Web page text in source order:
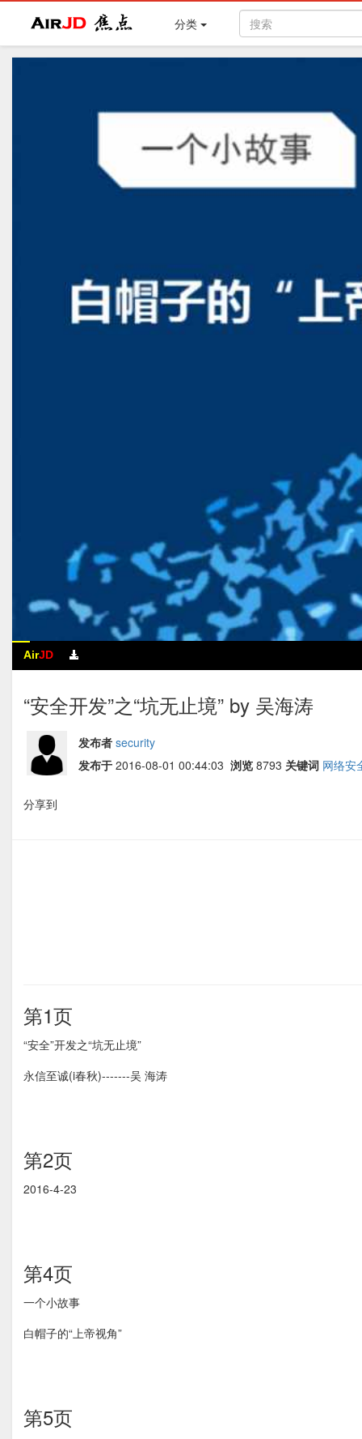
Air焦点 分类
AirJD
“安全开发”之“坑无止境” by 吴海涛
发布者 security
发布于 2016-08-01 00:44:03 浏览 8793 关键词 网络安
分享到
第1页
“安全”开发之“坑无止境”
永信至诚(i春秋)-------吴 海涛
第2页
2016-4-23
第4页
一个小故事
白帽子的“上帝视角”
第5页